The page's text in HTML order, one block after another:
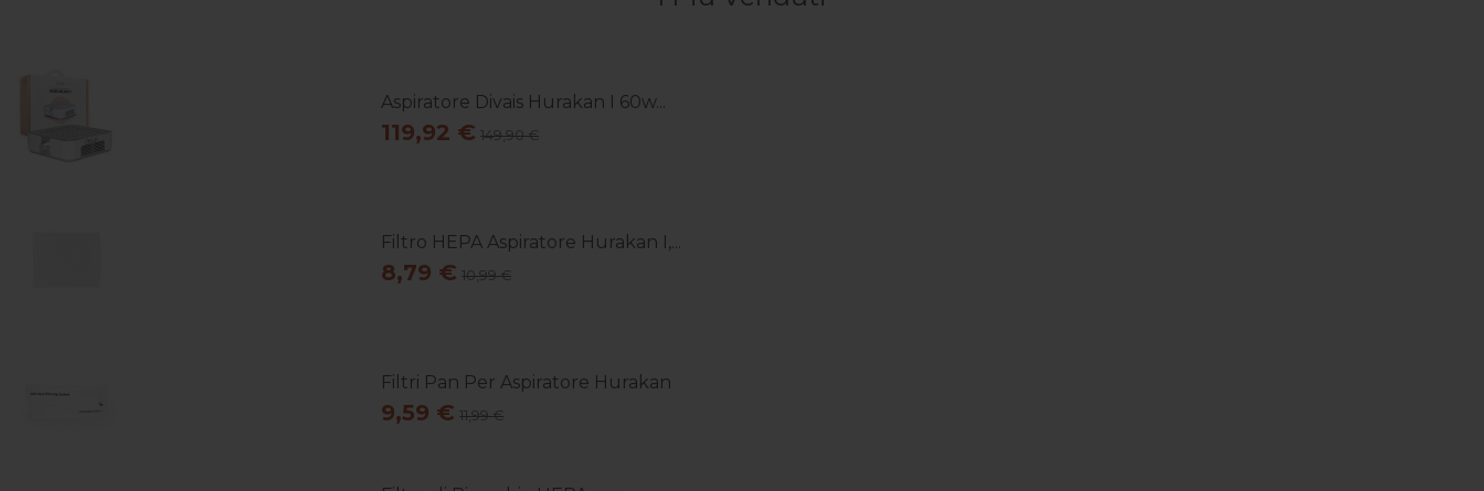
Aspiratore Divais Hurakan I 60w...
119,92 € 149,90 €
Filtro HEPA Aspiratore Hurakan I,...
8,79 € 10,99 €
Filtri Pan Per Aspiratore Hurakan
9,59 € 11,99 €